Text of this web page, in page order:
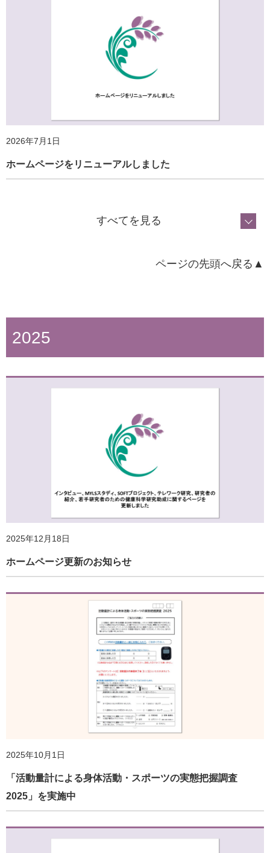
2026年7月1日
ホームページをリニューアルしました
2026年6月10日
ホームページ更新のお知らせ
ホームページ更新のお知らせ
2026年4月6日
SOFT集会を開催します！
すべてを見る
ページの先頭へ戻る▲
2025
2025年12月18日
ホームページ更新のお知らせ
2025年10月1日
「活動量計による身体活動・スポーツの実態把握調査
2025」を実施中